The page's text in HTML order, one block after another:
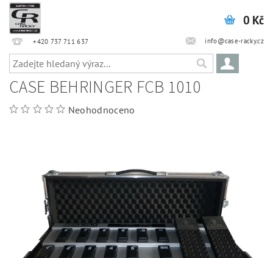
+420 737 711 637 info@case-racky.cz
0 Kč
CASE BEHRINGER FCB 1010
Neohodnoceno